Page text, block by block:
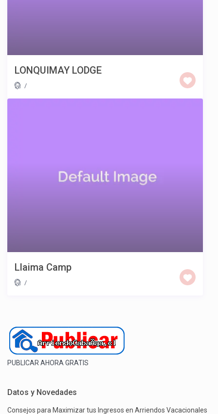
LONQUIMAY LODGE
/
Llaima Camp
/
PUBLICAR AHORA GRATIS
Datos y Novedades
Consejos para Maximizar tus Ingresos en Arriendos Vacacionales